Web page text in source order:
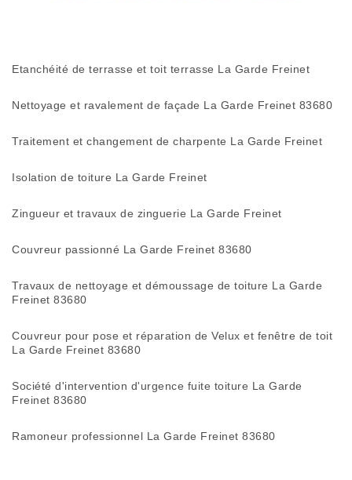
Etanchéité de terrasse et toit terrasse La Garde Freinet
Nettoyage et ravalement de façade La Garde Freinet 83680
Traitement et changement de charpente La Garde Freinet
Isolation de toiture La Garde Freinet
Zingueur et travaux de zinguerie La Garde Freinet
Couvreur passionné La Garde Freinet 83680
Travaux de nettoyage et démoussage de toiture La Garde
Freinet 83680
Couvreur pour pose et réparation de Velux et fenêtre de toit
La Garde Freinet 83680
Société d'intervention d'urgence fuite toiture La Garde
Freinet 83680
Ramoneur professionnel La Garde Freinet 83680